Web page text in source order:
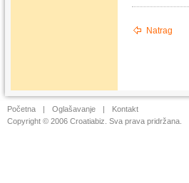
Natrag
Početna | Oglašavanje |
Kontakt
Copyright © 2006 Croatiabiz. Sva prava pridržana.